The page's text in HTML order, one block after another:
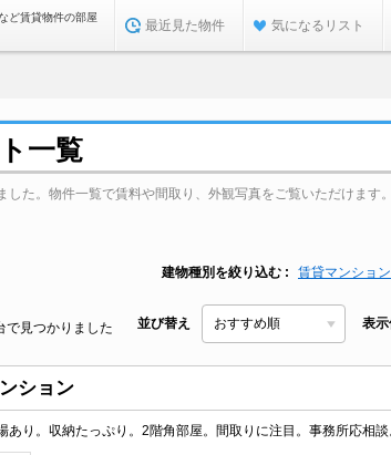
ど賃貸物件の部屋
最近見た物件 気になるリスト
一覧
た。物件一覧で賃料や間取り、外観写真をご覧いただけます。
建物種別を絞り込む 賃貸マンション
で見つかりました 並び替え 表示
ション